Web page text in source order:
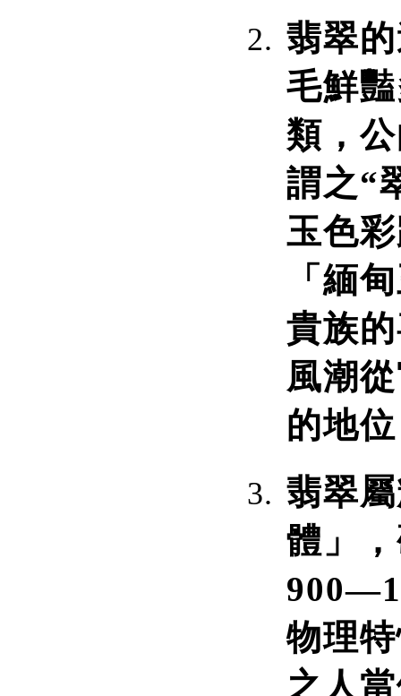
翡翠
毛鮮
類，
謂之“
玉色
「緬
貴族
風潮
的地
翡翠
體」
物理
之人